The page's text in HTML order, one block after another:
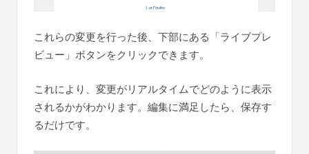
これらの変更を行った後、下部にある「ライブプレ
ビュー」ボタンをクリックできます。
これにより、変更がリアルタイムでどのように表示
されるかがわかります。編集に満足したら、保存す
るだけです。